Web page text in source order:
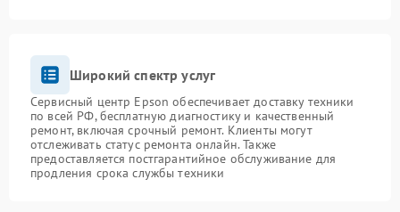
Широкий спектр услуг
Сервисный центр Epson обеспечивает доставку техники
по всей РФ, бесплатную диагностику и качественный
ремонт, включая срочный ремонт. Клиенты могут
отслеживать статус ремонта онлайн. Также
предоставляется постгарантийное обслуживание для
продления срока службы техники